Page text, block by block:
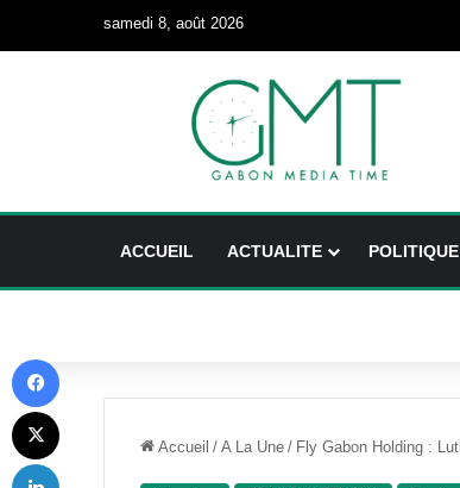
samedi 8, août 2026
ACCUEIL ACTUALITE POLITIQUE
Accueil / A La Une / Fly Gabon Holding :